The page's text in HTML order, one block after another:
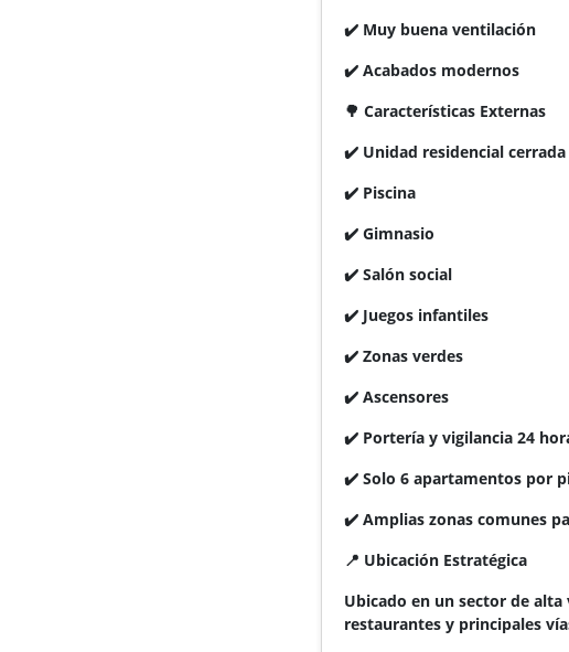
✔️ Muy buena ventilación
✔️ Acabados modernos
🌳 Características Externas
✔️ Unidad residencial cerrada
✔️ Piscina
✔️ Gimnasio
✔️ Salón social
✔️ Juegos infantiles
✔️ Zonas verdes
✔️ Ascensores
✔️ Portería y vigilancia 24
✔️ Solo 6 apartamentos por
✔️ Amplias zonas comunes
📍 Ubicación Estratégica
Ubicado en un sector de
restaurantes y principales